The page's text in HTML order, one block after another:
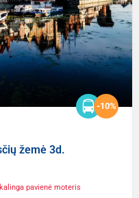
-10%
žemė 3d.
pavienė moteris